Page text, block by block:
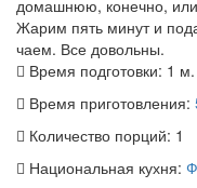
домашнюю, конечно, или
Жарим пять минут и
чаем. Все довольны.
Время подготовки: 1 м.
Время приготовления:
Количество порций: 1
Национальная кухня: